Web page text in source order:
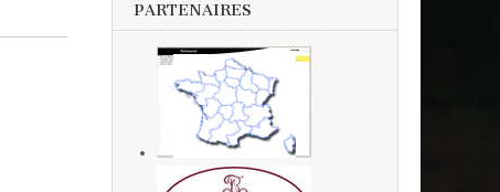
PARTENAIRES